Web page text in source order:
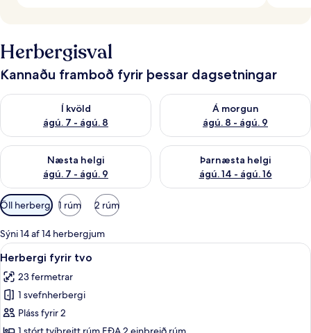
Herbergisval
Kannaðu framboð fyrir þessar dagsetningar
Í kvöld
ágú. 7 - ágú. 8
Athuga framboð í kvöld ágú. 7 - ágú. 8
Á morgun
ágú. 8 - ágú. 9
Athuga framboð á morgun
Næsta helgi
ágú. 7 - ágú. 9
Athuga framboð næstu helgi ágú. 7 - ágú. 9
Þarnæsta helgi
ágú. 14 - ágú. 16
Athuga framboð þarnæstu
Síur
í
boði
fyrir
herbergi
Öll herbergi 1 rúm 2 rúm
Sýni 14 af 14 herbergjum
Skoða
allar
myndir
fyrir
Herbergi
fyrir
Rúmföt úr egypskri bómull, rúmföt
6
Herbergi fyrir tvo
23 fermetrar
1 svefnherbergi
Pláss fyrir 2